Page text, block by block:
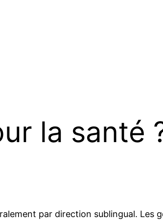
la santé
par direction sublingual.